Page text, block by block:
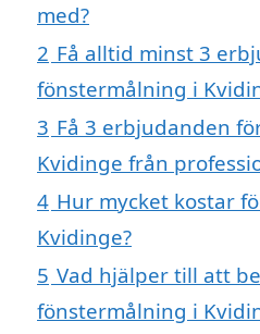
med?
2 Få alltid minst 3
fönstermålning i
3 Få 3 erbjudanden
Kvidinge från
4 Hur mycket kostar
Kvidinge?
5 Vad hjälper till att
fönstermålning i